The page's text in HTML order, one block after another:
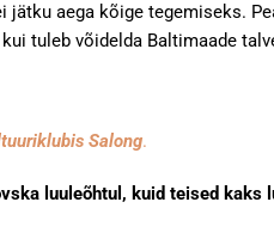
jätku aega kõige tegemiseks.
tuleb võidelda Baltimaade
Salong.
luuleõhtul, kuid teised